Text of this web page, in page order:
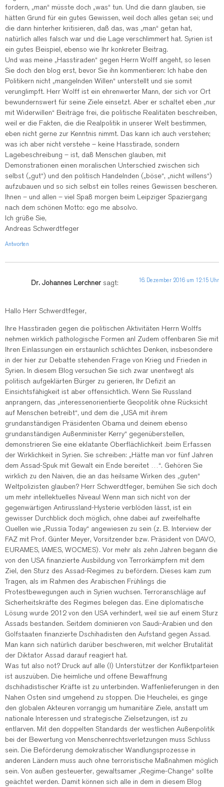
fordern, „man“ müsste doch „was“ tun. Und die dann glauben, sie
hätten Grund für ein gutes Gewissen, weil doch alles getan sei; und
die dann hinterher kritisieren, daß das, was „man“ getan hat,
natürlich alles falsch war und die Lage verschlimmert hat. Syrien ist
ein gutes Beispiel, ebenso wie Ihr konkreter Beitrag.
Und was meine „Hasstiraden“ gegen Herrn Wolff angeht, so lesen
Sie doch den blog erst, bevor Sie ihn kommentieren: Ich habe den
Politikern nicht „mangelnden Willen“ unterstellt und sie somit
verunglimpft. Herr Wolff ist ein ehrenwerter Mann, der sich vor Ort
bewundernswert für seine Ziele einsetzt. Aber er schaltet eben „nur
mit Widerwillen“ Beiträge frei, die politische Realitäten beschreiben,
weil er die Fakten, die die Realpolitik in unserer Welt bestimmen,
eben nicht gerne zur Kenntnis nimmt. Das kann ich auch verstehen;
was ich aber nicht verstehe – keine Hasstirade, sondern
Lagebeschreibung – ist, daß Menschen glauben, mit
Demonstrationen einen moralischen Unterschied zwischen sich
selbst („gut“) und den politisch Handelnden („böse“, „nicht willens“)
aufzubauen und so sich selbst ein tolles reines Gewissen bescheren.
Ihnen – und allen – viel Spaß morgen beim Leipziger Spaziergang
nach dem schönen Motto: ego me absolvo.
Ich grüße Sie,
Andreas Schwerdtfeger
Antworten
Dr. Johannes Lerchner sagt: 16. Dezember 2016 um 12:15 Uhr
Hallo Herr Schwerdtfeger,
Ihre Hasstiraden gegen die politischen Aktivitäten Herrn Wolffs
nehmen wirklich pathologische Formen an! Zudem offenbaren Sie mit
Ihren Einlassungen ein erstaunlich schlichtes Denken, insbesondere
in der hier zur Debatte stehenden Frage von Krieg und Frieden in
Syrien. In diesem Blog versuchen Sie sich zwar unentwegt als
politisch aufgeklärten Bürger zu gerieren, Ihr Defizit an
Einsichtsfähigkeit ist aber offensichtlich. Wenn Sie Russland
anprangern, das „interessenorientierte Geopolitik ohne Rücksicht
auf Menschen betreibt“, und dem die „USA mit ihrem
grundanständigen Präsidenten Obama und deinem ebenso
grundanständigen Außenminister Kerry“ gegenüberstellen,
demonstrieren Sie eine eklatante Oberflächlichkeit .beim Erfassen
der Wirklichkeit in Syrien. Sie schreiben: „Hätte man vor fünf Jahren
dem Assad-Spuk mit Gewalt ein Ende bereitet …“. Gehören Sie
wirklich zu den Naiven, die an das heilsame Wirken des „guten“
Weltpolizisten glauben? Herr Schwerdtfeger, bemühen Sie sich doch
um mehr intellektuelles Niveau! Wenn man sich nicht von der
gegenwärtigen Antirussland-Hysterie verblöden lässt, ist ein
gewisser Durchblick doch möglich, ohne dabei auf zweifelhafte
Quellen wie „Russia Today“ angewiesen zu sein (z. B. Interview der
FAZ mit Prof. Günter Meyer, Vorsitzender bzw. Präsident von DAVO,
EURAMES, IAMES, WOCMES). Vor mehr als zehn Jahren begann die
von den USA finanzierte Ausbildung von Terrorkämpfern mit dem
Ziel, den Sturz des Assad-Regimes zu befördern. Dieses kam zum
Tragen, als im Rahmen des Arabischen Frühlings die
Protestbewegungen auch in Syrien wuchsen. Terroranschläge auf
Sicherheitskräfte des Regimes belegen das. Eine diplomatische
Lösung wurde 2012 von den USA verhindert, weil sie auf einem Sturz
Assads bestanden. Seitdem dominieren von Saudi-Arabien und den
Golfstaaten finanzierte Dschihadisten den Aufstand gegen Assad.
Man kann sich natürlich darüber beschweren, mit welcher Brutalität
der Diktator Assad darauf reagiert hat.
Was tut also not? Druck auf alle (!) Unterstützer der Konfliktparteien
ist auszuüben. Die heimliche und offene Bewaffnung
dschihadistischer Kräfte ist zu unterbinden. Waffenlieferungen in den
Nahen Osten sind umgehend zu stoppen. Die Heuchelei, es ginge
den globalen Akteuren vorrangig um humanitäre Ziele, anstatt um
nationale Interessen und strategische Zielsetzungen, ist zu
entlarven. Mit den doppelten Standards der westlichen Außenpolitik
bei der Bewertung von Menschenrechtsverletzungen muss Schluss
sein. Die Beförderung demokratischer Wandlungsprozesse in
anderen Ländern muss auch ohne terroristische Maßnahmen möglich
sein. Von außen gesteuerter, gewaltsamer „Regime-Change“ sollte
geächtet werden. Damit können sich alle in dem in diesem Blog